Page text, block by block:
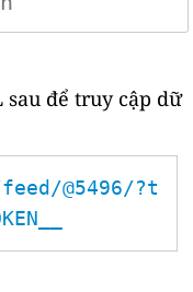
sau để truy cập dữ
@5496/?t